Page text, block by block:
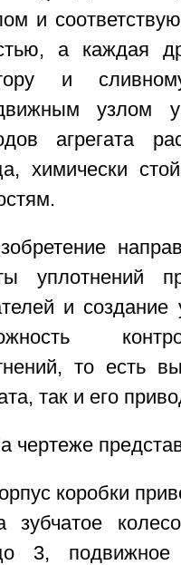
и
а каждая
и
узлом
агрегата
химически
уплотнений
и
то есть
так и его
чертеже
коробки
3, подвижное